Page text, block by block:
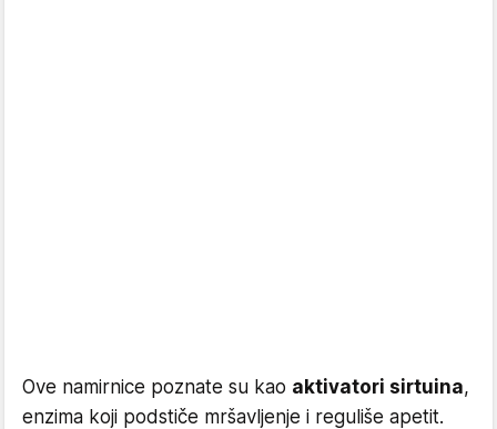
Ove namirnice poznate su kao aktivatori sirtuina,
enzima koji podstiče mršavljenje i reguliše apetit.